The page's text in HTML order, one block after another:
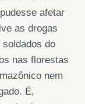
afetar
as drogas
do
nas florestas
nem
É,